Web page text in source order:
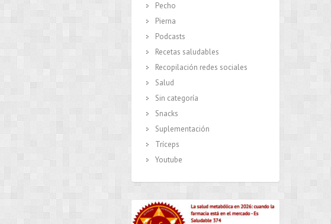
Pecho
Pierna
Podcasts
Recetas saludables
Recopilación redes sociales
Salud
Sin categoría
Snacks
Suplementación
Tríceps
Youtube